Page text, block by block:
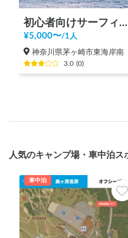
初心者向けサーフィン体験@茅ヶ崎
¥5,000〜/1人
神奈川県茅ヶ崎市東海岸南
3.0 (0)
人気のキャンプ場・車中泊ス
車中泊